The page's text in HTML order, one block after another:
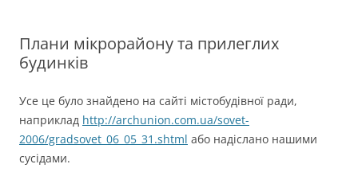
Плани мікрорайону та прилеглих
будинків
Усе це було знайдено на сайті містобудівної ради,
наприклад http://archunion.com.ua/sovet-
2006/gradsovet_06_05_31.shtml або надіслано нашими
сусідами.